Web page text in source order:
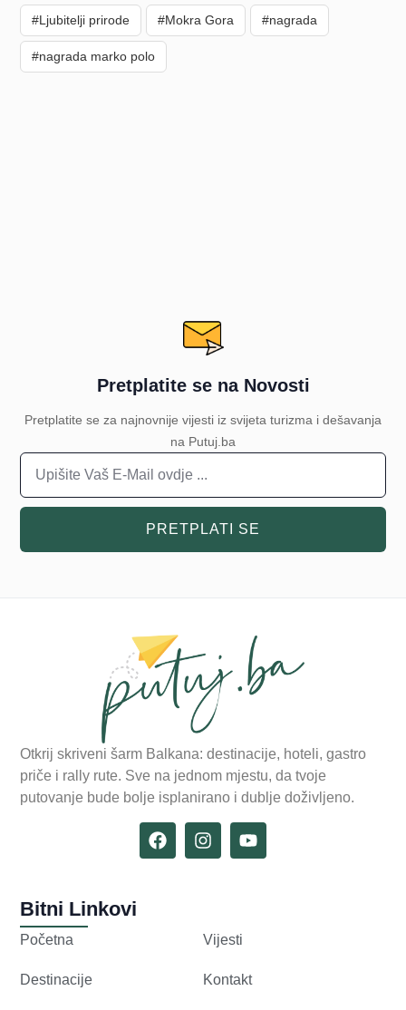
#Ljubitelji prirode #Mokra Gora #nagrada
#nagrada marko polo
Pretplatite se na Novosti
Pretplatite se za najnovnije vijesti iz svijeta turizma i dešavanja
na Putuj.ba
PRETPLATI SE
Otkrij skriveni šarm Balkana: destinacije, hoteli, gastro
priče i rally rute. Sve na jednom mjestu, da tvoje
putovanje bude bolje isplanirano i dublje doživljeno.
Bitni Linkovi
Početna
Destinacije
Vijesti
Kontakt